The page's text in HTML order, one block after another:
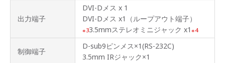
出力端子
DVI-Dメス x 1
DVI-Dメス x1（ループアウト端子）
33.5mmステレオミニジャック x1 4
制御端子
D-sub9ピンメス×1(RS-232C)
3.5mm IRジャック×1